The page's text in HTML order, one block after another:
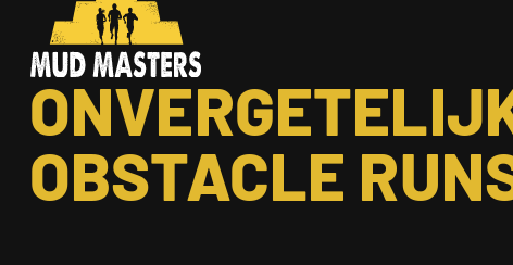
OBSTACLE